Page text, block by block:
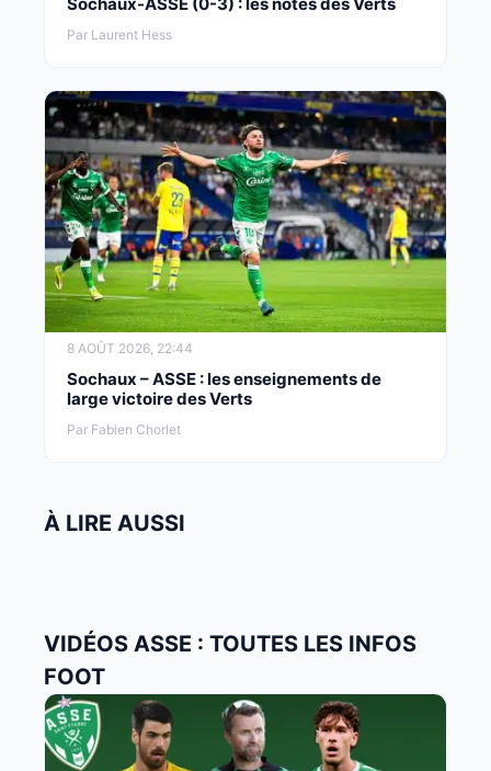
Sochaux-ASSE (0-3) : les notes des Verts
Par Laurent Hess
8 AOÛT 2026, 22:44
Sochaux – ASSE : les enseignements de
large victoire des Verts
Par Fabien Chorlet
À LIRE AUSSI
VIDÉOS ASSE : TOUTES LES INFOS
FOOT